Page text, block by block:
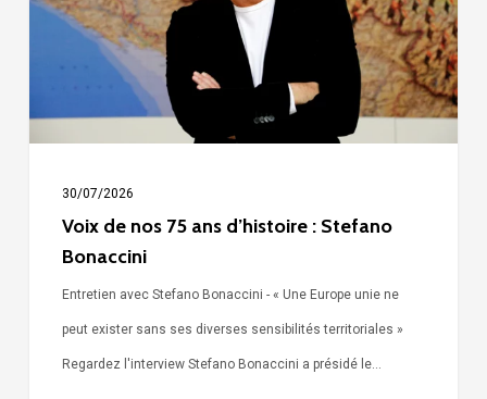
ans
d’histoire
Stefano
Bonaccini
30/07/2026
Voix de nos 75 ans d’histoire : Stefano
Bonaccini
Entretien avec Stefano Bonaccini - « Une Europe unie ne
peut exister sans ses diverses sensibilités territoriales »
Regardez l'interview Stefano Bonaccini a présidé le…